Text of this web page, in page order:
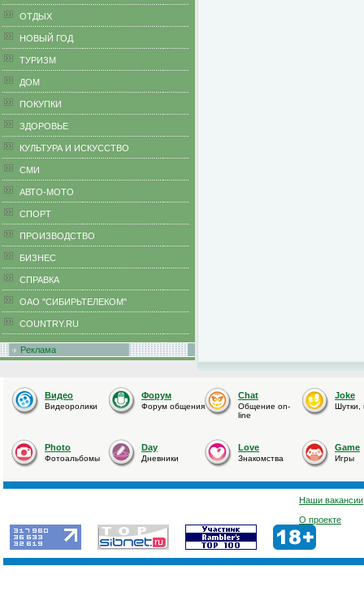
ОТДЫХ
НОВЫЙ ГОД
ТУРИЗМ
ДОМ
ПОКУПКИ
ЗДОРОВЬЕ
КУЛЬТУРА И ИСКУССТВО
СМИ
АВТО-МОТО
СПОРТ
ПРОИЗВОДСТВО
БИЗНЕС
CПРАВКА
ОАО "СИБИРЬТЕЛЕКОМ"
COUNTRY.RU
Реклама
Видео
Видеоролики
Форум
Форум общения
Chat
Общение on-
line
Joke
Шутки,
Photo
Фотоальбомы
Day
Дневники
Love
Знакомства
Game
Игры
Наши вакансии
О проекте